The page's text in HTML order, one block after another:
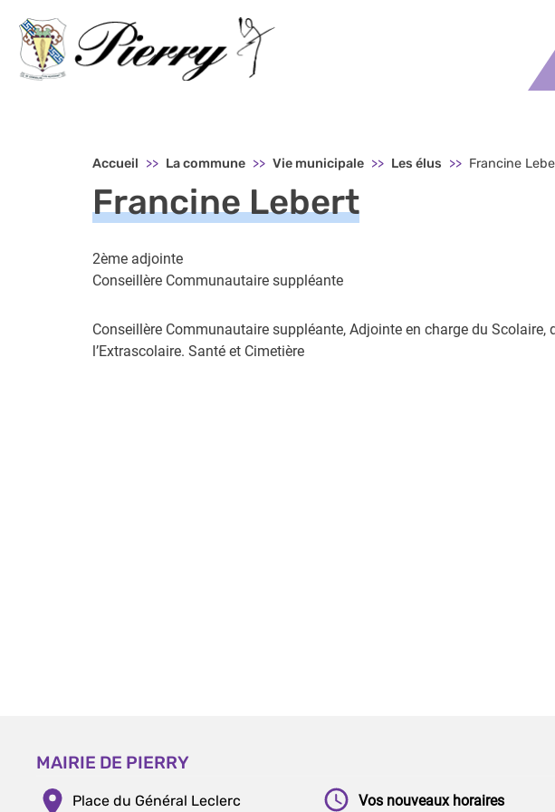
Menu principal - Pierry
Accueil La commune Vie municipale Les élus Francine
Francine Lebert
2ème adjointe
Conseillère Communautaire suppléante
Conseillère Communautaire suppléante, Adjointe en charge du Scolaire,
l’Extrascolaire. Santé et Cimetière
MAIRIE DE PIERRY
Place du Général Leclerc Vos nouveaux horaires